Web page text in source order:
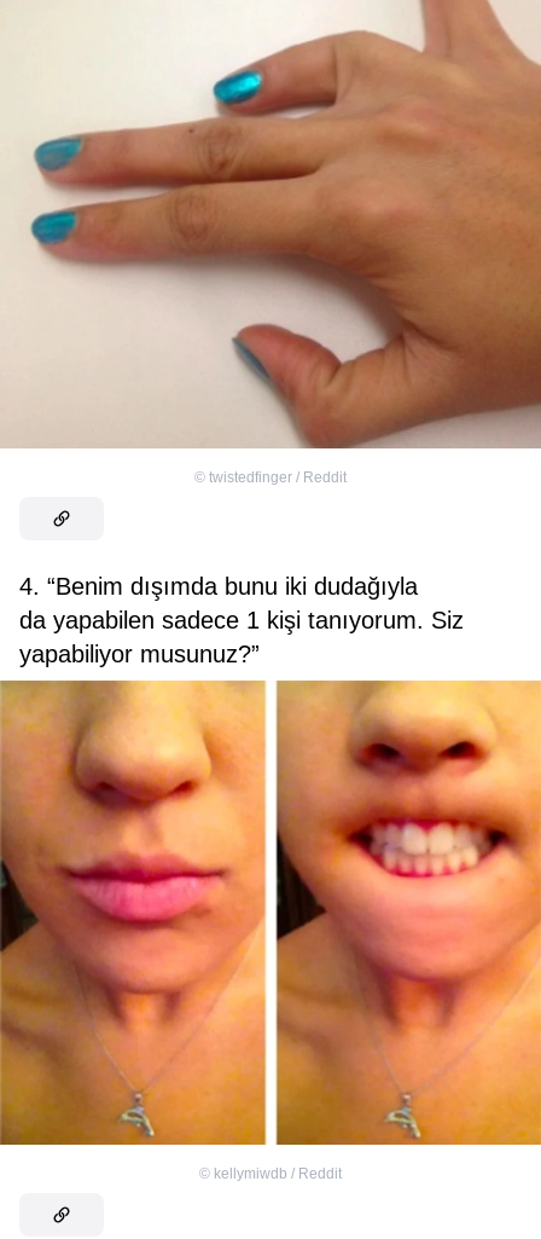
© twistedfinger / Reddit
4. “Benim dışımda bunu iki dudağıyla
da yapabilen sadece 1 kişi tanıyorum. Siz
yapabiliyor musunuz?”
© kellymiwdb / Reddit